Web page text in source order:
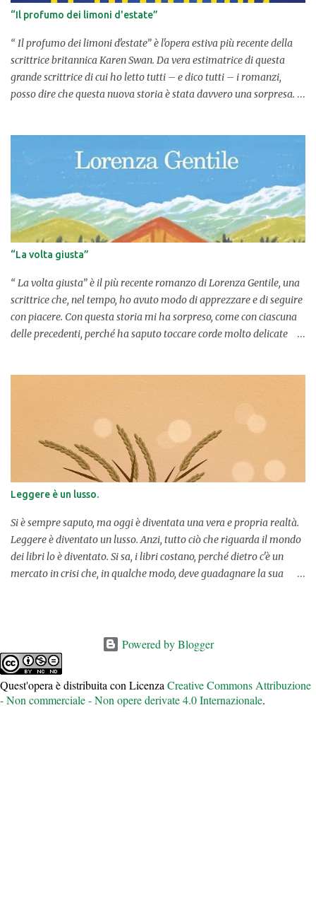
fantasy, il gotico, persino l'horror con una serie di pubblicazioni
che richiamano questi generi come “Descendens” (2018) e “Imago”
(2022) con la Delrai Edizioni, oltre alla raccolta “Cose ...
“Il profumo dei limoni d'estate”
“ Il profumo dei limoni d'estate” è l'opera estiva più recente della
scrittrice britannica Karen Swan. Da vera estimatrice di questa
grande scrittrice di cui ho letto tutti – e dico tutti – i romanzi,
posso dire che questa nuova storia è stata davvero una sorpresa.
contendenti, sul divario dei ceti sociali, sulle difficoltà di giudizio
degli altri, sull'idea che essi si facciano delle persone. Come vuoi
apparire agli occhi del mondo? Cosa vuoi dimostrare di essere o di
poter fare per riscattare la tua posizione sociale? In questa storia,
ambientata in Puglia, e più precisamente nel borgo di Porto
Tricase, un paesino di mare molto suggestivo data la bellezza del
luogo e anche molto affascinante per le sue tradizioni e la sua
storia, si evince con forza la voglia di riscatto delle persone, l...
“La volta giusta”
“ La volta giusta” è il più recente romanzo di Lorenza Gentile, una
scrittrice che, nel tempo, ho avuto modo di apprezzare e di seguire
con piacere. Con questa storia mi ha sorpreso, come con ciascuna
delle precedenti, perché ha saputo toccare corde molto delicate
quei borghi ormai spopolati che i cittadini, rimasti in pochi,
cercano di rianimare con nuove iniziative. Peccato che Lucilla dal
principio sembra sola, rimasta incastrata in un progetto che
sarebbe dovuto essere ben diverso, ma che la infila in una
situazione tutt'altro che agevole. Una volta ottenuta la possibilità
di mettere mano alla locanda e di riaprirla ricreando vecchie
abitudini in paese, come quella del piccolo bar in cui si
raccoglievano le persone a chi...
Leggere è un lusso.
Si è sempre saputo, ma oggi è diventata una vera e propria realtà.
Leggere è diventato un lusso. Anzi, tutto ciò che riguarda il mondo
dei libri lo è diventato. Si sa, i libri costano, perché dietro c'è un
mercato in crisi che, in qualche modo, deve guadagnare la sua
umanamente – invece dovrebbero essere alla portata di tutti,
anche dei ceti meno abbienti. Questo per favorire la cultura,
l'integrazione e sicuramente la realizzazione professionale delle
persone che vogliono studiare, diventare dei professionisti e quindi
vivere con i libri a portata di mano. LA SVOLTA E L'INGANNO
Powered by Blogger
Quest'opera è distribuita con LicenzaCreative Commons Attribuzione
- Non commerciale - Non opere derivate 4.0 Internazionale.